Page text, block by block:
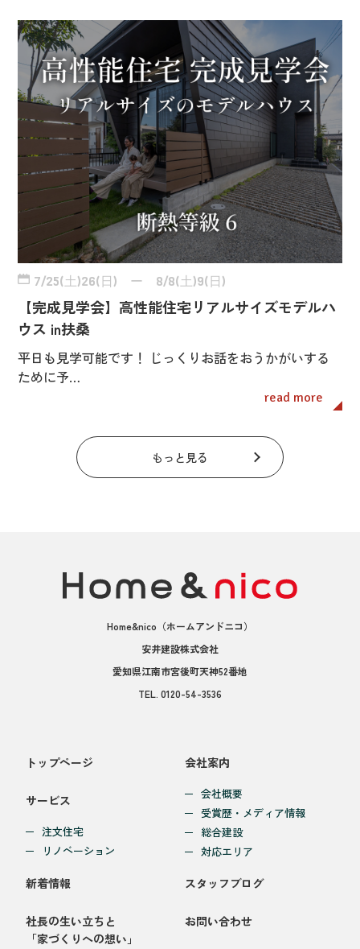
7/25(土)26(日) ー 8/8(土)9(日)
【完成見学会】高性能住宅リアルサイズモデルハ
ウス in扶桑
平日も見学可能です！ じっくりお話をおうかがいする
ために予…
read more
もっと見る
Home&nico （ホームアンドニコ）
安井建設株式会社
愛知県江南市宮後町天神52番地
TEL. 0120-54-3536
トップページ
サービス
注文住宅
リノベーション
会社案内
会社概要
受賞歴・メディア情報
総合建設
対応エリア
新着情報
社長の生い立ちと
「家づくりへの想い」
スタッフブログ
お問い合わせ